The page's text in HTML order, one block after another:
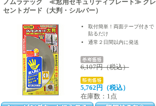
ノムラテック ≪窓用セキュリティプレート≫ クレ
セントガード（大判・シルバー）
取付簡単！両面テープ付きで
貼るだけ
通常２日間以内に発送
6,107円（税込）
5,762円（税込）
在庫数：1点